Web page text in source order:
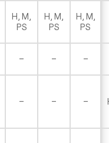
H, M,
PS
H, M,
PS
H, M,
PS
– – –
– – –